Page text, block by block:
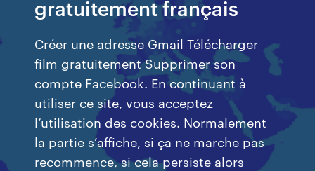
gratuitement français
Créer une adresse Gmail Télécharger
film gratuitement Supprimer son
compte Facebook. En continuant à
utiliser ce site, vous acceptez
l’utilisation des cookies. Normalement
la partie s’affiche, si ça ne marche pas
recommence, si cela persiste alors